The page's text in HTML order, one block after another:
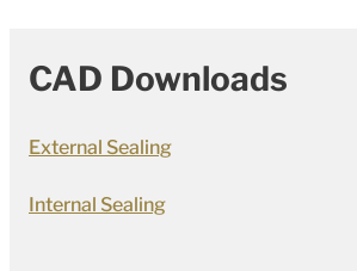
CAD Downloads
External Sealing
Internal Sealing